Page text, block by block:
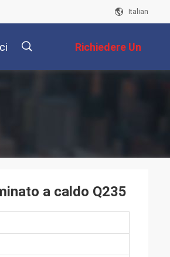
Italian
Richiedere Un
Preventivo
a caldo Q235